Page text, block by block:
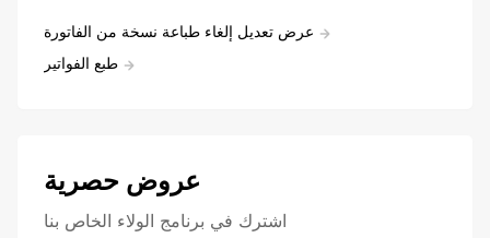
عرض تعديل إلغاء طباعة نسخة من الفاتورة
طبع الفواتير
عروض حصرية
اشترك في برنامج الولاء الخاص بنا